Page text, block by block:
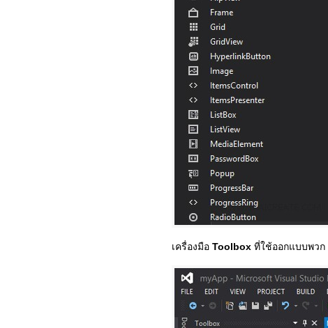
เครื่องมือ Toolbox ที่ใช้ออกแบบพวก